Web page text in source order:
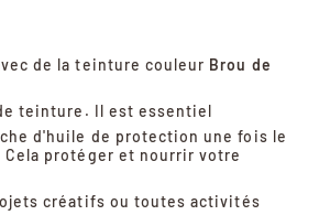
de la teinture couleur Brou de
teinture. Il est essentiel
d'huile de protection une fois le
Cela protéger et nourrir votre
créatifs ou toutes activités